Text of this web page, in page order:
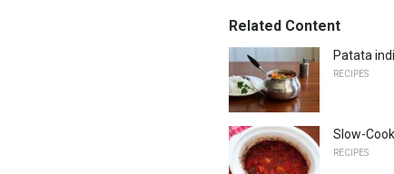
Related Content
Patata
RECIPES
Slow-
RECIPES